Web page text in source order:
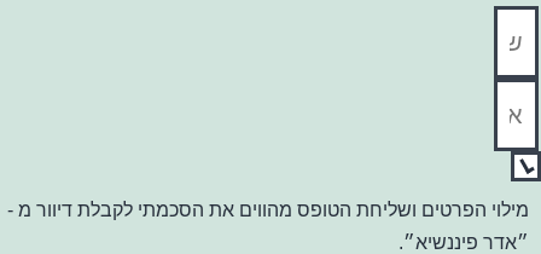
מילוי הפרטים ושליחת הטופס מהווים את הסכמתי לקבלת דיוור מ -
״אדר פיננשיא״.